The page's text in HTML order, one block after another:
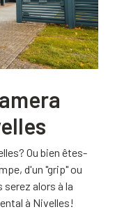
Ou bien êtes-
d'un "grip" ou
alors à la
à Nivelles!